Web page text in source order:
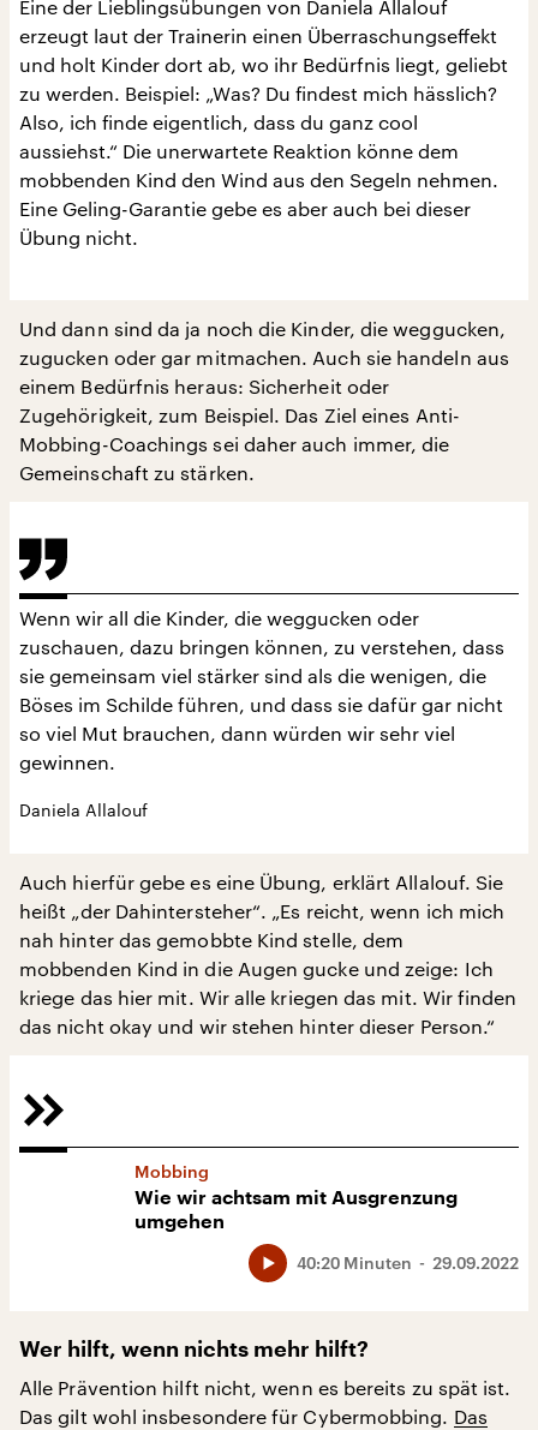
Eine der Lieblingsübungen von Daniela Allalouf
erzeugt laut der Trainerin einen Überraschungseffekt
und holt Kinder dort ab, wo ihr Bedürfnis liegt, geliebt
zu werden. Beispiel: „Was? Du findest mich hässlich?
Also, ich finde eigentlich, dass du ganz cool
aussiehst.“ Die unerwartete Reaktion könne dem
mobbenden Kind den Wind aus den Segeln nehmen.
Eine Geling-Garantie gebe es aber auch bei dieser
Übung nicht.
Und dann sind da ja noch die Kinder, die weggucken,
zugucken oder gar mitmachen. Auch sie handeln aus
einem Bedürfnis heraus: Sicherheit oder
Zugehörigkeit, zum Beispiel. Das Ziel eines Anti-
Mobbing-Coachings sei daher auch immer, die
Gemeinschaft zu stärken.
Wenn wir all die Kinder, die weggucken oder
zuschauen, dazu bringen können, zu verstehen, dass
sie gemeinsam viel stärker sind als die wenigen, die
Böses im Schilde führen, und dass sie dafür gar nicht
so viel Mut brauchen, dann würden wir sehr viel
gewinnen.
Daniela Allalouf
Auch hierfür gebe es eine Übung, erklärt Allalouf. Sie
heißt „der Dahintersteher“. „Es reicht, wenn ich mich
nah hinter das gemobbte Kind stelle, dem
mobbenden Kind in die Augen gucke und zeige: Ich
kriege das hier mit. Wir alle kriegen das mit. Wir finden
das nicht okay und wir stehen hinter dieser Person.“
Mobbing
Wie wir achtsam mit Ausgrenzung
umgehen
29.09.2022
40:20 Minuten
Wer hilft, wenn nichts mehr hilft?
Alle Prävention hilft nicht, wenn es bereits zu spät ist.
Das gilt wohl insbesondere für Cybermobbing. Das